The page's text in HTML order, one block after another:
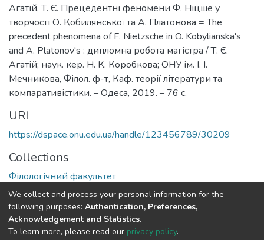
Агатій, Т. Є. Прецедентні феномени Ф. Ніцше у
творчості О. Кобилянської та А. Платонова = The
precedent phenomena of F. Nietzsche in O. Kobylianska's
and A. Platonov's : дипломна робота магістра / Т. Є.
Агатій; наук. кер. Н. К. Коробкова; ОНУ ім. І. І.
Мечникова, Філол. ф-т, Каф. теорії літератури та
компаративістики. – Одеса, 2019. – 76 с.
URI
https://dspace.onu.edu.ua/handle/123456789/30209
Collections
Філологічний факультет
Full item page
We collect and process your personal information for the
following purposes: Authentication, Preferences,
Acknowledgement and Statistics.
To learn more, please read our privacy policy.